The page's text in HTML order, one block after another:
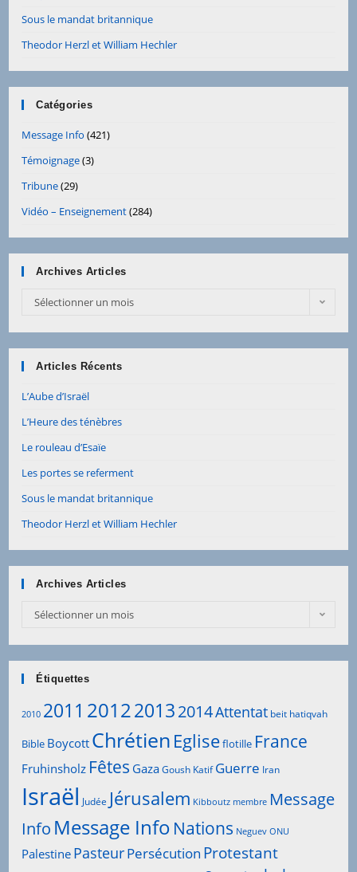
Sous le mandat britannique
Theodor Herzl et William Hechler
Catégories
Message Info (421)
Témoignage(3)
Tribune(29)
Vidéo – Enseignement(284)
Archives Articles
Sélectionner un mois
Articles Récents
L’Aube d’Israël
L’Heure des ténèbres
Le rouleau d’Esaïe
Les portes se referment
Sous le mandat britannique
Theodor Herzl et William Hechler
Archives Articles
Sélectionner un mois
Étiquettes
2010 2011 201220132014Attentat beit hatiqvah
Bible Boycott Chrétien Egliseflotille France
Fruhinsholz Fêtes GazaGoush Katif Guerre Iran
Israël Judée Jérusalem Kibboutz membre Message
Info Message Info Nations Neguev ONU
Palestine PasteurPersécution Protestant